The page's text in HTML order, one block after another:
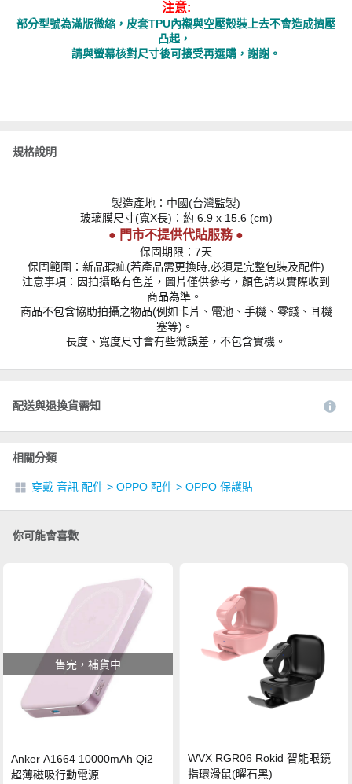
注意:
部分型號為滿版微縮，皮套TPU內襯與空壓殼裝上去不會造成擠壓
凸起，
請與螢幕核對尺寸後可接受再選購，謝謝。
規格說明
製造產地：中國(台灣監製)
玻璃膜尺寸(寬X長)：約 6.9 x 15.6 (cm)
● 門市不提供代貼服務 ●
保固期限：7天
保固範圍：新品瑕疵(若產品需更換時,必須是完整包裝及配件)
注意事項：因拍攝略有色差，圖片僅供參考，顏色請以實際收到
商品為準。
商品不包含協助拍攝之物品(例如卡片、電池、手機、零錢、耳機
塞等)。
長度、寬度尺寸會有些微誤差，不包含實機。
配送與退換貨需知
相關分類
穿戴 音訊 配件 > OPPO 配件 > OPPO 保護貼
你可能會喜歡
售完，補貨中
Anker A1664 10000mAh Qi2
超薄磁吸行動電源
WVX RGR06 Rokid 智能眼鏡
指環滑鼠(曜石黑)